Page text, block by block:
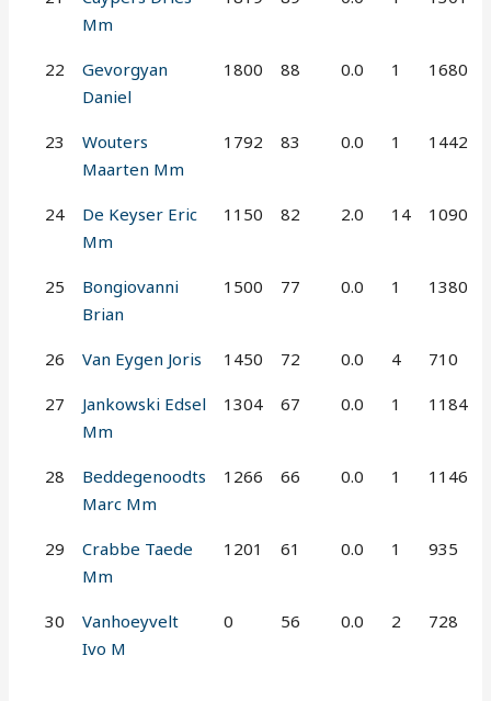
Mm
22
Gevorgyan
Daniel
1800 88 0.0 1 1680
23
Wouters
Maarten Mm
1792 83 0.0 1 1442
24
De Keyser Eric
Mm
1150 82 2.0 14 1090
25
Bongiovanni
Brian
1500 77 0.0 1 1380
26 Van Eygen Joris 1450 72 0.0 4 710
27
Jankowski Edsel
Mm
1304 67 0.0 1 1184
28
Beddegenoodts
Marc Mm
1266 66 0.0 1 1146
29
Crabbe Taede
Mm
1201 61 0.0 1 935
30
Vanhoeyvelt
Ivo M
0 56 0.0 2 728